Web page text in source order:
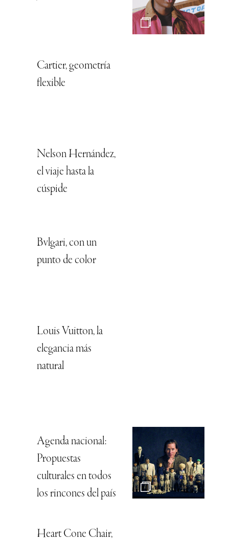
Cartier, geometría
flexible
Nelson Hernández,
el viaje hasta la
cúspide
Bvlgari, con un
punto de color
Louis Vuitton, la
elegancia más
natural
Agenda nacional:
Propuestas
culturales en todos
los rincones del país
Heart Cone Chair,